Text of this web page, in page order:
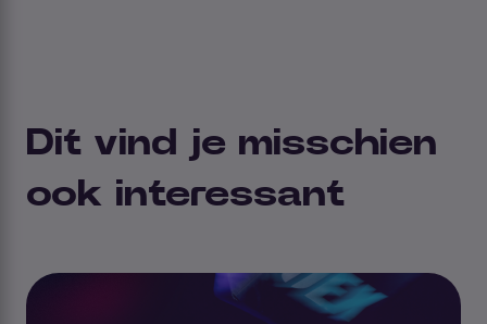
Dit vind je misschien
ook interessant